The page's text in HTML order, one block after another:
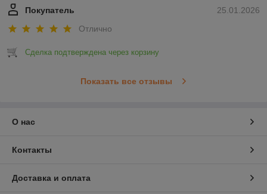
25.01.2026
Покупатель
Отлично
Сделка подтверждена через корзину
Показать все отзывы
О нас
Контакты
Доставка и оплата